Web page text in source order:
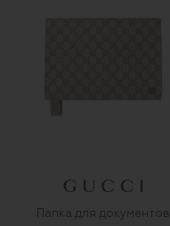
Папка для документов